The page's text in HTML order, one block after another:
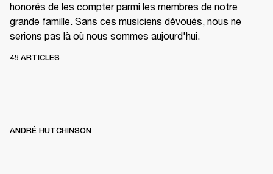
honorés de les compter parmi les membres de notre
grande famille. Sans ces musiciens dévoués, nous ne
serions pas là où nous sommes aujourd'hui.
48 ARTICLES
ANDRÉ HUTCHINSON